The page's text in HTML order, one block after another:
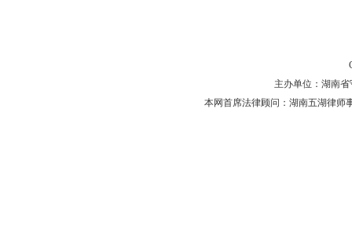
主办单位：湖南省
本网首席法律顾问：湖南五湖律师